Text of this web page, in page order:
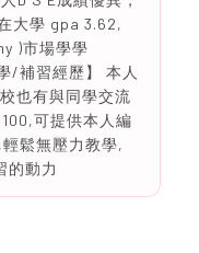
大學 gpa 3.62,
)市場學學
/補習經歷】 本人
也有與同學交流
可提供本人編
鬆無壓力教學,
的動力